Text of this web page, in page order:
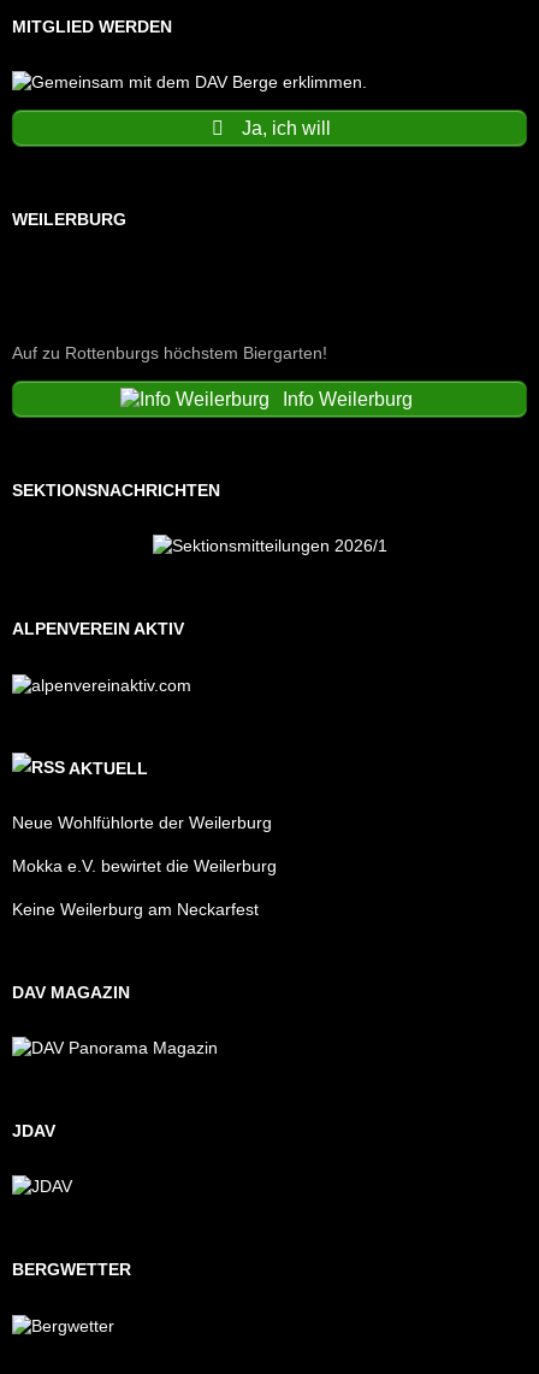
MITGLIED WERDEN
Ja, ich will
WEILERBURG
Auf zu Rottenburgs höchstem Biergarten!
Info Weilerburg
SEKTIONSNACHRICHTEN
ALPENVEREIN AKTIV
AKTUELL
Neue Wohlfühlorte der Weilerburg
Mokka e.V. bewirtet die Weilerburg
Keine Weilerburg am Neckarfest
DAV MAGAZIN
JDAV
BERGWETTER